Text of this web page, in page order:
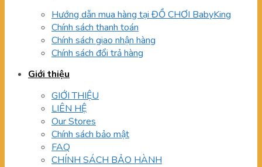
Hướng dẫn mua hàng tại ĐỒ CHƠI BabyKing
Chính sách thanh toán
Chính sách giao nhận hàng
Chính sách đổi trả hàng
Giới thiệu
GIỚI THIỆU
LIÊN HỆ
Our Stores
Chính sách bảo mật
FAQ
CHÍNH SÁCH BẢO HÀNH